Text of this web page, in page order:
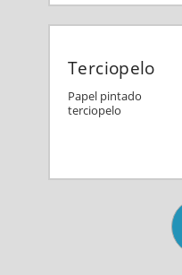
Terciopelo
Papel pintado
terciopelo